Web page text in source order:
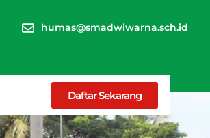
humas@smadwiwarna.sch.id
Daftar Sekarang